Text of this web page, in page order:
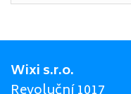
Wixi s.r.o.